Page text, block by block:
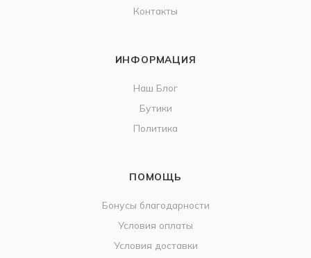
Контакты
ИНФОРМАЦИЯ
Наш Блог
Бутики
Политика
ПОМОЩЬ
Бонусы благодарности
Условия оплаты
Условия доставки